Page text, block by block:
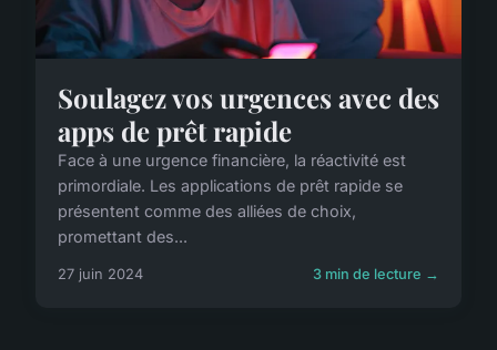
Soulagez vos urgences avec des
apps de prêt rapide
Face à une urgence financière, la réactivité est
primordiale. Les applications de prêt rapide se
présentent comme des alliées de choix,
promettant des...
27 juin 2024 3 min de lecture →